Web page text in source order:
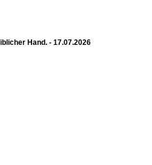
Hand. - 17.07.2026